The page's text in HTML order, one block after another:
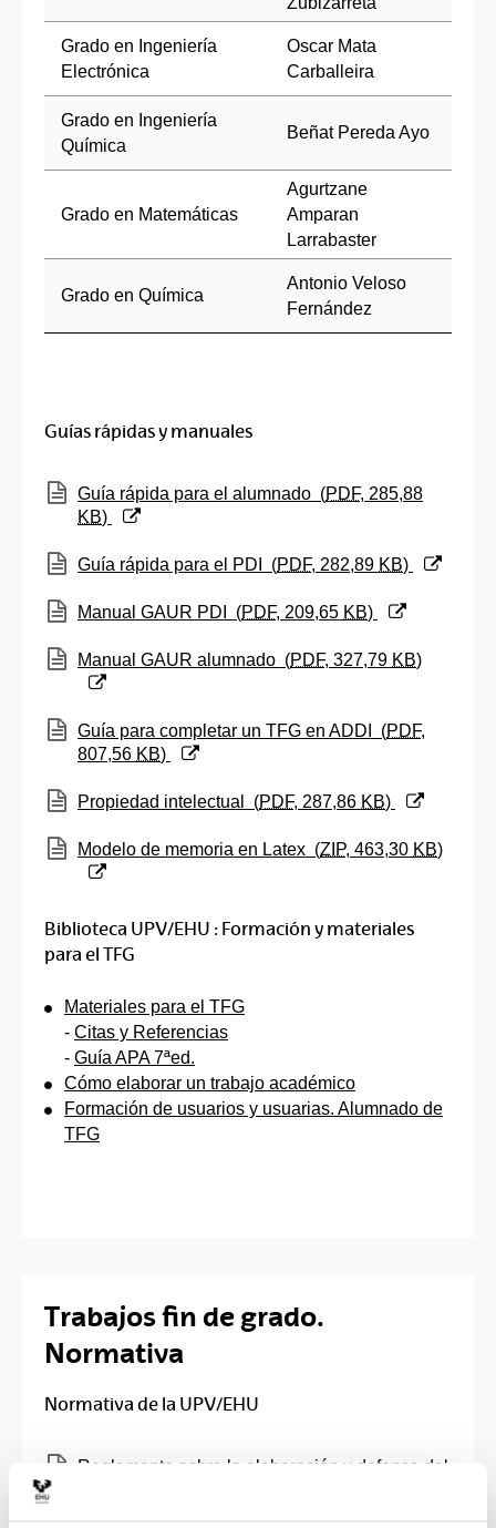
Grado en Ingeniería
Electrónica
Oscar Mata
Carballeira
Grado en Ingeniería
Química
Beñat Pereda Ayo
Grado en Matemáticas
Agurtzane
Amparan
Larrabaster
Grado en Química
Antonio Veloso
Fernández
Guías rápidas y manuales
(Abre una nueva ventana)
Guía rápida para el alumnado (PDF, 285,88
KB)
(Abre una nueva ventana)
Guía rápida para el PDI (PDF, 282,89 KB)
(Abre una nueva ventana)
Manual GAUR PDI (PDF, 209,65 KB)
(Abre una nueva ventana)
Manual GAUR alumnado (PDF, 327,79 KB)
(Abre una nueva ventana)
Guía para completar un TFG en ADDI (PDF,
807,56 KB)
(Abre una nueva ventana)
Propiedad intelectual (PDF, 287,86 KB)
(Abre una nueva ventana)
Modelo de memoria en Latex (ZIP, 463,30 KB)
Biblioteca UPV/EHU : Formación y materiales
para el TFG
Materiales para el TFG
- Citas y Referencias
- Guía APA 7ªed.
Cómo elaborar un trabajo académico
Formación de usuarios y usuarias. Alumnado de
TFG
Trabajos fin de grado.
Normativa
Normativa de la UPV/EHU
(Abre una nueva ventana)
Reglamento sobre la elaboración y defensa del